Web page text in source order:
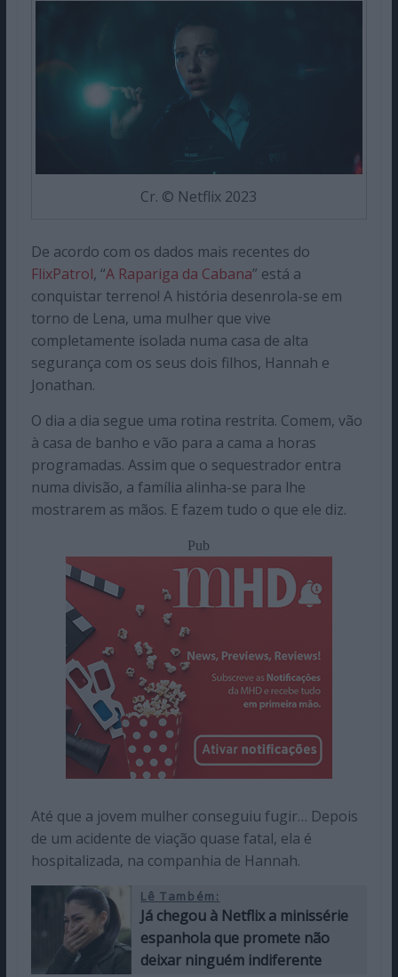
Cr. © Netflix 2023
De acordo com os dados mais recentes do
FlixPatrol, “A Rapariga da Cabana” está a
conquistar terreno! A história desenrola-se em
torno de Lena, uma mulher que vive
completamente isolada numa casa de alta
segurança com os seus dois filhos, Hannah e
Jonathan.
O dia a dia segue uma rotina restrita. Comem, vão
à casa de banho e vão para a cama a horas
programadas. Assim que o sequestrador entra
numa divisão, a família alinha-se para lhe
mostrarem as mãos. E fazem tudo o que ele diz.
Pub
Até que a jovem mulher conseguiu fugir… Depois
de um acidente de viação quase fatal, ela é
hospitalizada, na companhia de Hannah.
Lê Também:
Já chegou à Netflix a minissérie
espanhola que promete não
deixar ninguém indiferente